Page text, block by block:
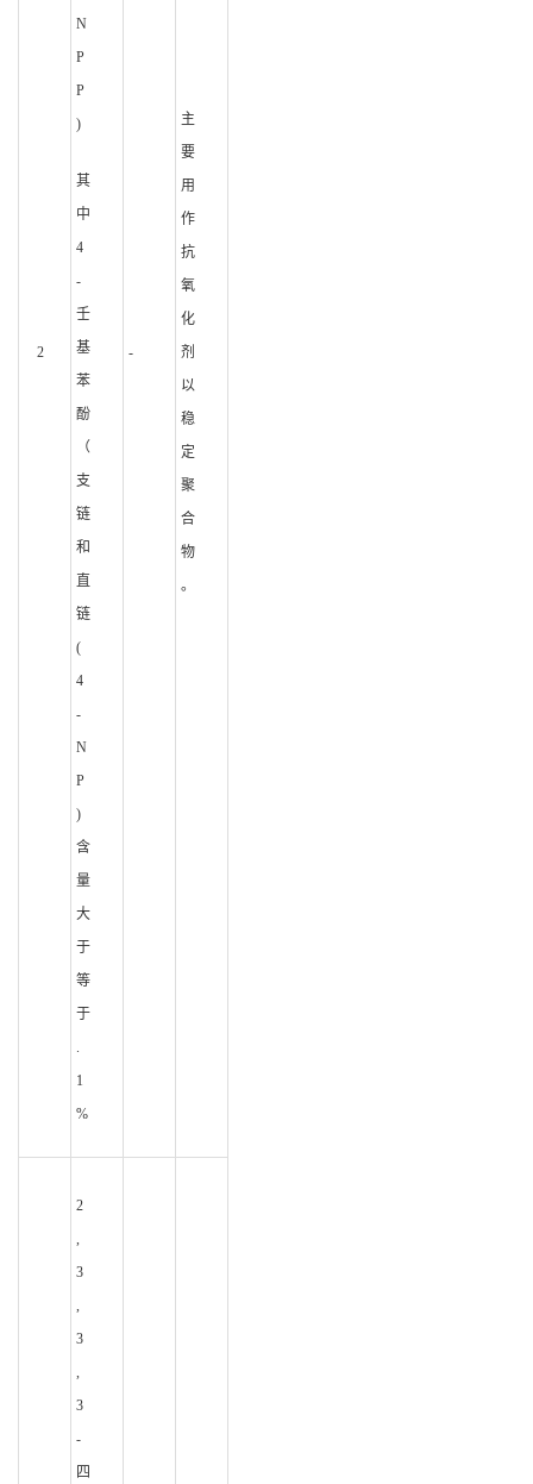
2
N
P
P
)
其
中
4
-
壬
基
苯
酚
（
支
链
和
直
链
(
4
-
N
P
)
含
量
大
于
等
于
.
1
%
-
主
要
用
作
抗
氧
化
剂
以
稳
定
聚
合
物
。
2
,
3
,
3
,
3
-
四